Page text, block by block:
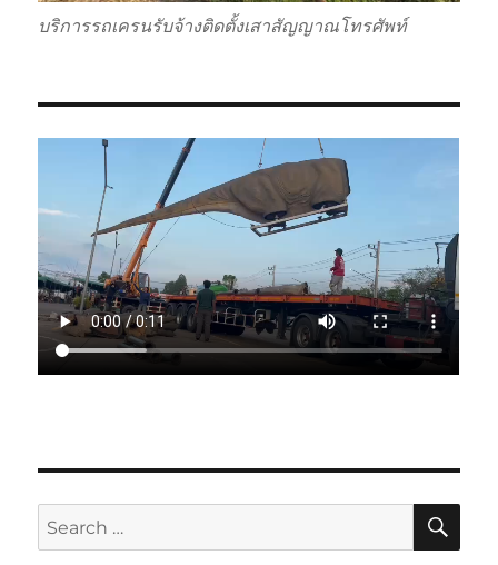
บริการรถเครนรับจ้างติดตั้งเสาสัญญาณโทรศัพท์
Search
for: